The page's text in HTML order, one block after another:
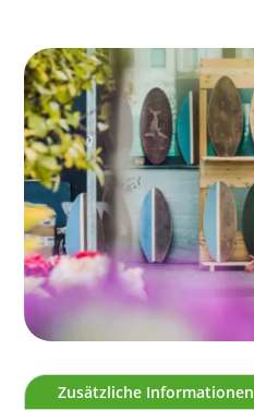
Zusätzliche Informationen